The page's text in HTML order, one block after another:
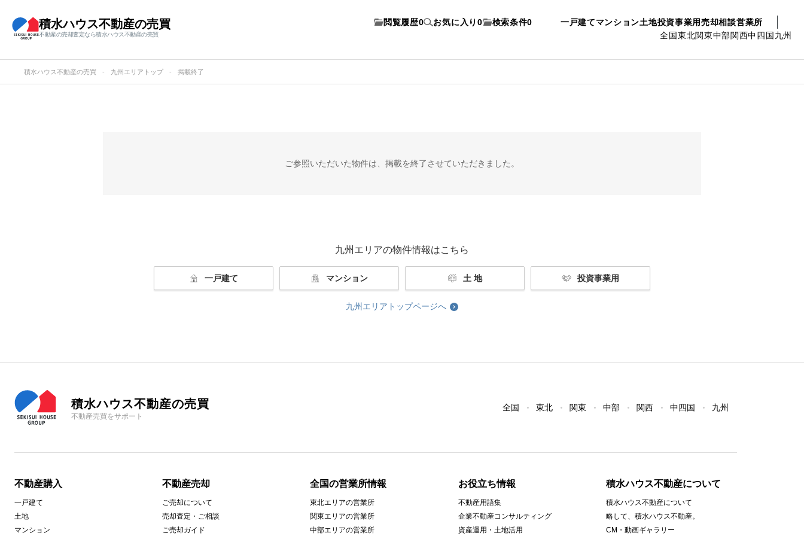
積水ハウス不動産の売買
不動産の売却査定なら積水ハウス不動産の売買
一戸建てマンション土地投資事業用売却相談営業所
全国東北関東中部関西中四国九州
閲覧履歴0 お気に入り 0 検索条件0
積水ハウス不動産の売買 九州エリアトップ 掲載終了
ご参照いただいた物件は、 掲載を終了させていただきました。
九州エリアの物件情報はこちら
一戸建て マンション 土 地 投資事業用
九州エリアトップページへ
積水ハウス不動産の売買
不動産売買をサポート
全国 東北 関東 中部 関西 中四国 九州
不動産購入
一戸建て
土地
マンション
不動産売却
ご売却について
売却査定・ご相談
ご売却ガイド
全国の営業所情報
東北エリアの営業所
関東エリアの営業所
中部エリアの営業所
お役立ち情報
不動産用語集
企業不動産コンサルティング
資産運用・土地活用
積水ハウス不動産について
積水ハウス不動産について
略して、積水ハウス不動産。
CM・動画ギャラリー